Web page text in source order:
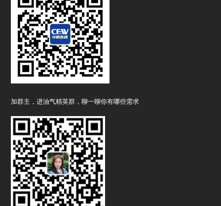
加群主，进油气精英群，聊一聊你有哪些需求